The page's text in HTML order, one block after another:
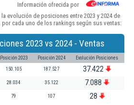
Información ofrecida por
evolución de posiciones entre 2023 y 2024 de
cada uno de los rankings según sus ventas:
2023 vs 2024 - Ventas
Posición 2023 Posición 2024 Evolución Posiciones
150.105 187.527 37.422
28.034 35.122 7.088
79 107 28